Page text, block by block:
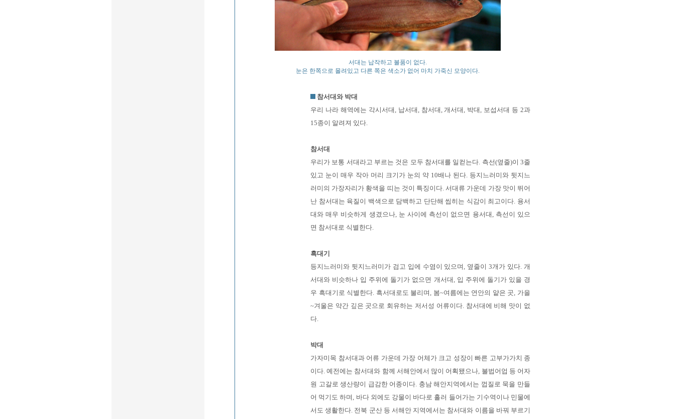
서대는 납작하고 볼품이 없다.
눈은 한쪽으로 몰려있고 다른 쪽은 색소가 없어 마치 가죽신 모양이다.
참서대와 박대
우리 나라 해역에는 각시서대, 납서대, 참서대, 개서대, 박대, 보섭서대 등 2과
15종이 알려져 있다.
참서대
우리가 보통 서대라고 부르는 것은 모두 참서대를 일컫는다. 측선(옆줄)이 3줄
있고 눈이 매우 작아 머리 크기가 눈의 약 10배나 된다. 등지느러미와 뒷지느
러미의 가장자리가 황색을 띠는 것이 특징이다. 서대류 가운데 가장 맛이 뛰어
난 참서대는 육질이 백색으로 담백하고 단단해 씹히는 식감이 최고이다. 용서
대와 매우 비슷하게 생겼으나, 눈 사이에 측선이 없으면 용서대, 측선이 있으
면 참서대로 식별한다.
흑대기
등지느러미와 뒷지느러미가 검고 입에 수염이 있으며, 옆줄이 3개가 있다. 개
서대와 비슷하나 입 주위에 돌기가 없으면 개서대, 입 주위에 돌기가 있을 경
우 흑대기로 식별한다. 흑서대로도 불리며, 봄~여름에는 연안의 얕은 곳, 가을
~겨울은 약간 깊은 곳으로 회유하는 저서성 어류이다. 참서대에 비해 맛이 없
다.
박대
가자미목 참서대과 어류 가운데 가장 어체가 크고 성장이 빠른 고부가가치 종
이다. 예전에는 참서대와 함께 서해안에서 많이 어획됐으나, 불법어업 등 어자
원 고갈로 생산량이 급감한 어종이다. 충남 해안지역에서는 껍질로 묵을 만들
어 먹기도 하며, 바다 외에도 강물이 바다로 흘러 들어가는 기수역이나 민물에
서도 생활한다. 전북 군산 등 서해안 지역에서는 참서대와 이름을 바꿔 부르기